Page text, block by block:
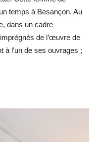
temps à Besançon. Au
dans un cadre
de l’œuvre de
à l’un de ses ouvrages ;